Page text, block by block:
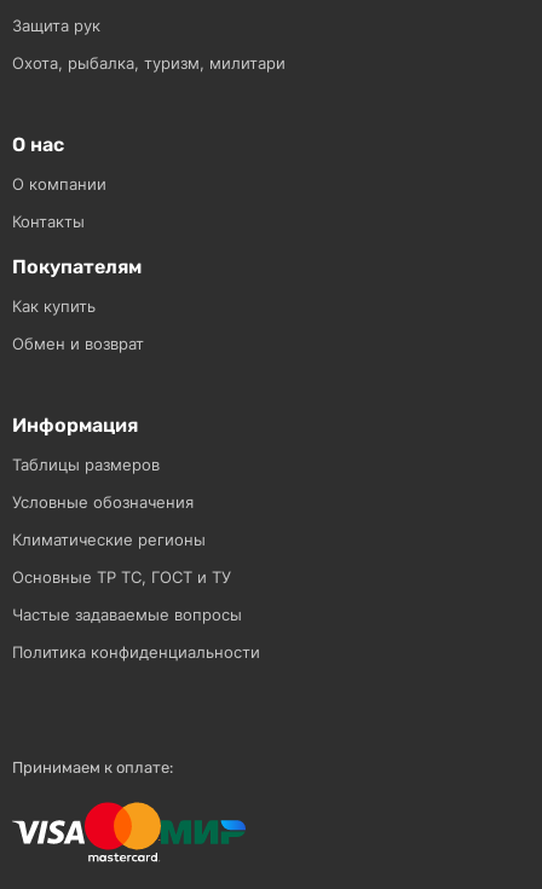
Защита рук
Охота, рыбалка, туризм, милитари
О нас
О компании
Контакты
Покупателям
Как купить
Обмен и возврат
Информация
Таблицы размеров
Условные обозначения
Климатические регионы
Основные ТР ТС, ГОСТ и ТУ
Частые задаваемые вопросы
Политика конфиденциальности
Принимаем к оплате: